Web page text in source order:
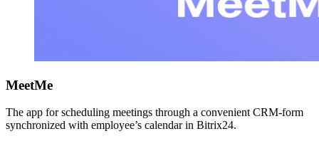
MeetMe
The app for scheduling meetings through a convenient CRM-form
synchronized with employee’s calendar in Bitrix24.